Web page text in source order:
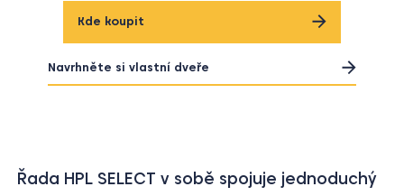
Kde koupit
Navrhněte si vlastní dveře
Řada HPL SELECT v sobě spojuje jednoduchý